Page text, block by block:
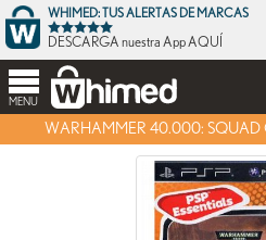
WHIMED: TUS ALERTAS DE MARCAS
DESCARGA nuestra App AQUÍ
MENU
WARHAMMER 40.000: SQUAD